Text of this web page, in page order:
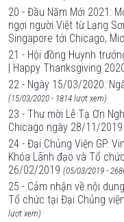
20 - Đầu Năm Mới 2021:
ngợi người Việt từ Lạng
Singapore tới Chicago,
21 - Hội đồng Huynh
| Happy Thanksgiving
22 - Ngày 15/03/2020:
(15/03/2020 - 1814 lượt xem)
23 - Thư mời Lễ Tạ Ơn
Chicago ngày 28/11/2019
24 - Đại Chủng Viện GP.
Khóa Lãnh đạo và Tổ
26/02/2019 (05/03/2019 -
25 - Cảm nhận về nội
Tổ chức tại Đại Chủng
lượt xem)